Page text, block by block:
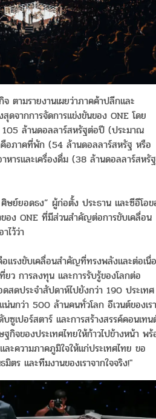
ตามรายงานเผยว่าภาคค้าปลีกและ
ดจากการจัดการแข่งขันของ ONE โดย
105 ล้านดอลลาร์สหรัฐต่อปี (ประมาณ
อภาคที่พัก (54 ล้านดอลลาร์สหรัฐ หรือ
ารและเครื่องดื่ม (38 ล้านดอลลาร์สหรัฐ
ษย์ยอดธง” ผู้ก่อตั้ง ประธาน และซีอีโอ
ของ ONE ที่มีส่วนสำคัญต่อการขับเคลื่อน
ไว้ว่า
แรงขับเคลื่อนสำคัญที่ทรงพลังและต่อเนื่
ยว การลงทุน และการรับรู้ของโลกต่อ
สดประจำสัปดาห์ไปยังกว่า 190 ประเทศ
นกว่า 500 ล้านคนทั่วโลก อีเวนต์ของเรา
ซูเปอร์สตาร์ และการสร้างสรรค์คอนเท
กิจของประเทศไทยให้ก้าวไปข้างหน้า พ
ะความภาคภูมิใจให้แก่ประเทศไทย ขอ
ร และทีมงานของเราจากใจจริง!"